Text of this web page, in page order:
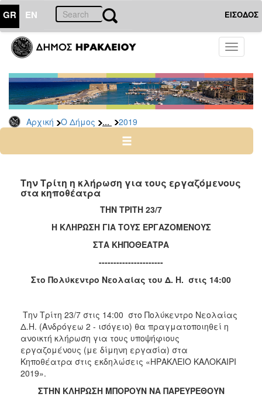
GR EN ΕΙΣΟΔΟΣ
Toggle
Αρχική Ο Δήμος ... 2019
ΔΗΜΟΣ
Προσλήψεις
Αρχείο
2026
2025
2022
2020
2018
2015
ΤΟΠΟΣ
Την Τρίτη η κλήρωση για τους εργαζόμενους
στα κηποθέατρα
ΤΗΝ ΤΡΙΤΗ 23/7
Η ΚΛΗΡΩΣΗ ΓΙΑ ΤΟΥΣ ΕΡΓΑΖΟΜΕΝΟΥΣ
ΣΤΑ ΚΗΠΟΘΕΑΤΡΑ
----------------------
Στο Πολύκεντρο Νεολαίας του Δ. Η. στις 14:00
Την Τρίτη 23/7 στις 14:00 στο Πολύκεντρο Νεολαίας
Δ.Η. (Ανδρόγεω 2 - ισόγειο) θα πραγματοποιηθεί η
ανοικτή κλήρωση για τους υποψήφιους
εργαζομένους (με δίμηνη εργασία) στα
Κηποθέατρα στις εκδηλώσεις «ΗΡΑΚΛΕΙΟ ΚΑΛΟΚΑΙΡΙ
2019».
ΣΤΗΝ ΚΛΗΡΩΣΗ ΜΠΟΡΟΥΝ ΝΑ ΠΑΡΕΥΡΕΘΟΥΝ